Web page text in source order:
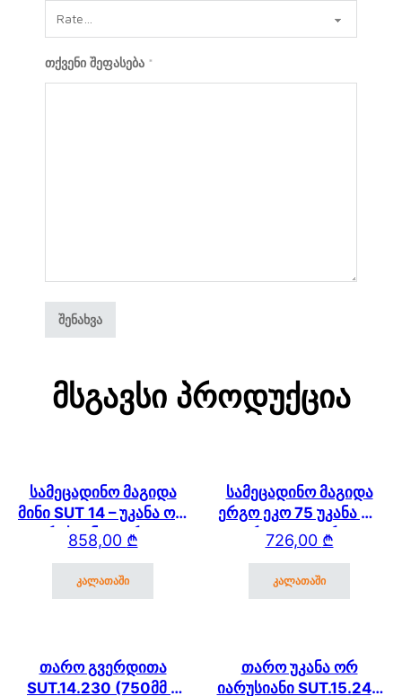
თქვენი შეფასება *
Მსგავსი Პროდუქცია
სამეცადინო მაგიდა
მინი SUT 14 – უკანა ორ
იარუსიანი თაროთი
858,00 ₾
კალათაში
სამეცადინო მაგიდა
ერგო ეკო 75 უკანა და
გვერდითა თაროთი
726,00 ₾
კალათაში
თარო გვერდითა
SUT.14.230 (750მმ *
თარო უკანა ორ
იარუსიანი SUT.15.240